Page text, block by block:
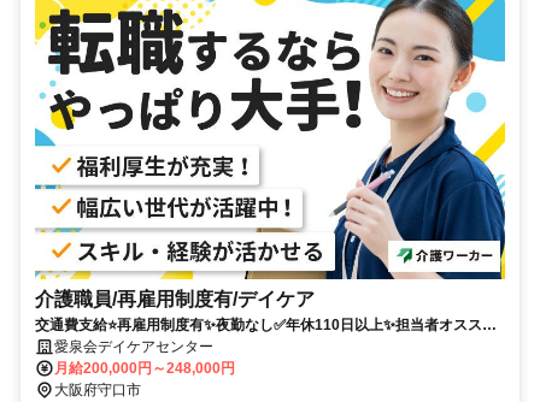
介護職員/再雇用制度有/デイケア
交通費支給⭐️再雇用制度有✨夜勤なし✅️年休110日以上✨担当者オススメ
⭕️研修支援有✨経験者優遇❗️車通勤ＯＫ
愛泉会デイケアセンター
月給200,000円～248,000円
大阪府守口市